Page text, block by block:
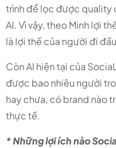
trình để lọc được quality
AI. Vì vậy, theo Minh lợi
là lợi thế của người đi
Còn AI hiện tại của
được bao nhiêu người
hay chưa, có brand nào
thực tế.
* Những lợi ích nào